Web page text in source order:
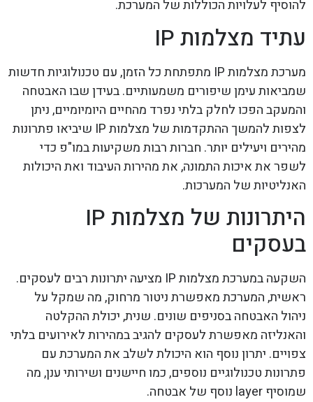
להוסיף לעלויות הכוללות של המערכת.
עתיד מצלמות IP
מערכת מצלמות IP מתפתחת כל הזמן, עם טכנולוגיות חדשות
שמביאות עימן שיפורים משמעותיים. בעידן שבו האבטחה
והמעקב הפכו לחלק בלתי נפרד מהחיים היומיומיים, ניתן
לצפות להמשך ההתקדמות של מצלמות IP שיביאו פתרונות
מהירים ויעילים יותר. חברות רבות משקיעות במו"פ כדי
לשפר את איכות התמונה, את מהירות העיבוד ואת היכולות
האנליטיות של המערכות.
היתרונות של מצלמות IP
בעסקים
השקעה במערכת מצלמות IP מציעה יתרונות רבים לעסקים.
ראשית, המערכת מאפשרת ניטור מרחוק, מה שמקל על
ניהול האבטחה בסניפים שונים. שנית, יכולת ההקלטה
והאנליזה מאפשרת לעסקים להגיב במהירות לאירועים בלתי
צפויים. יתרון נוסף הוא היכולת לשלב את המערכת עם
פתרונות טכנולוגיים נוספים, כמו חיישנים ושירותי ענן, מה
שמוסיף layer נוסף של אבטחה.